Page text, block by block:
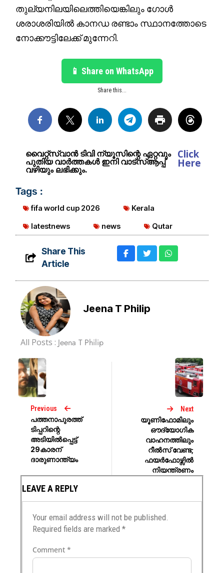
തുല്യനിലയിലെത്തിയെങ്കിലും ഗോൾ
ശരാശരിയിൽ കാനഡ രണ്ടാം സ്ഥാനത്തോടെ
നോക്കൗട്ടിലേക്ക് മുന്നേറി.
📱 Share on WhatsApp
Share this...
വൈറ്റ്സ്വാൻ ടിവി ന്യൂസിന്റെ ഏറ്റവും
പുതിയ വാർത്തകൾ ഇനി വാട്സ്ആപ്പ്
വഴിയും ലഭിക്കും.
Click
Here
Tags :
fifa world cup 2026
Kerala
latestnews
news Qutar
Share This
Article
Jeena T Philip
All Posts : Jeena T Philip
Previous
പത്തനാപുരത്ത്
ടിപ്പറിന്റെ
അടിയിൽപ്പെട്ട്
29കാരന്
ദാരുണാന്ത്യം
Next
യൂണിഫോമിലും
ഔദ്യോഗിക
വാഹനത്തിലും
റീല്‍സ് വേണ്ട;
ഫയർഫോഴ്സിൽ
നിയന്ത്രണം
LEAVE A REPLY
Your email address will not be published.
Required fields are marked*
Comment*